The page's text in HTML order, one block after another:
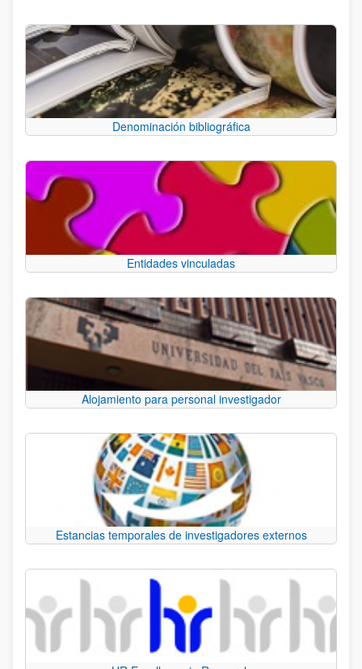
Denominación bibliográfica
Entidades vinculadas
Alojamiento para personal investigador
Estancias temporales de investigadores externos